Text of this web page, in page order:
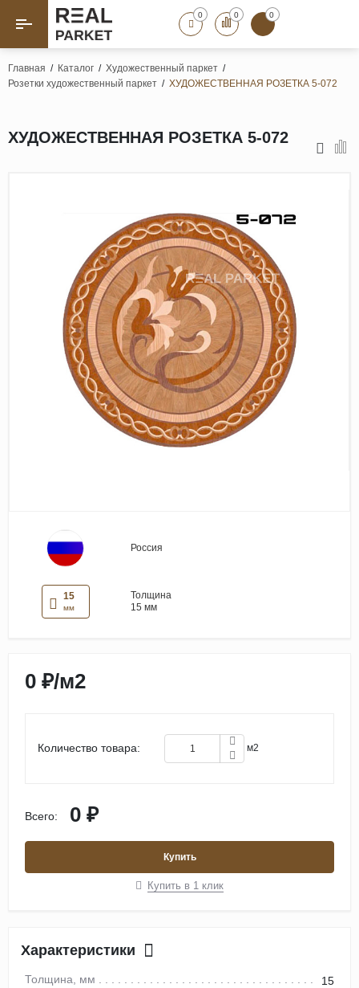
Назад
Штучный паркет
Паркетная доска
Полы для ванных комнат
Террасная доска
Пробковые покрытия
Виниловые покрытия
Стеновые панели
0 0 0
Главная / Каталог / Художественный паркет /
Розетки художественный паркет / ХУДОЖЕСТВЕННАЯ РОЗЕТКА 5-072
ХУДОЖЕСТВЕННАЯ РОЗЕТКА 5-072
Россия
15
мм
Толщина
15 мм
0 ₽/м2
Количество товара: м2
Всего: 0 ₽
Купить
Купить в 1 клик
Характеристики
Толщина, мм
15